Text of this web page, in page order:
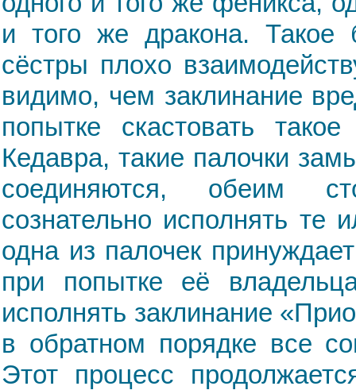
и того же дракона. Такое
сёстры плохо
видимо, чем заклинание
попытке скастовать
Кедавра, такие палочки
соединяются, обеим
сознательно исполнять те
одна из палочек
при попытке её
исполнять заклинание
в обратном порядке все
Этот процесс